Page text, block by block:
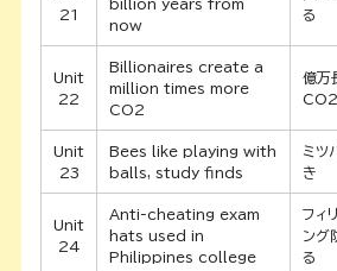
21
billion years from
now
る
Unit
22
Billionaires create a
million times more
CO2
億万
CO2
Unit
23
Bees like playing with
balls, study finds
ミツ
き
Unit
24
Anti-cheating exam
hats used in
Philippines college
フィ
ング
る